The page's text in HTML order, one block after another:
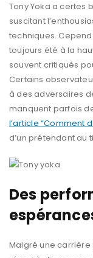
Tony Yoka a certes
suscitant
techniques.
toujours été à la
souvent critiqués
Certains
à des adversaires
manquent parfois
l’article “Comment
d’un prétendant au
Des
Malgré une carrière